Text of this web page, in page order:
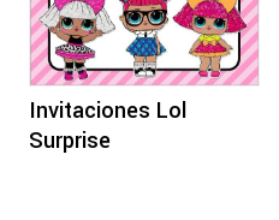
Invitaciones Lol
Surprise